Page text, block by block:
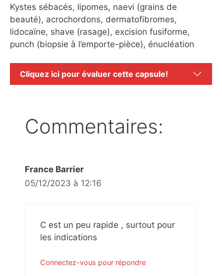
Kystes sébacés, lipomes, naevi (grains de
beauté), acrochordons, dermatofibromes,
lidocaïne, shave (rasage), excision fusiforme,
punch (biopsie à l’emporte-pièce), énucléation
Cliquez ici pour évaluer cette capsule!
Commentaires:
France Barrier
05/12/2023 à 12:16
C est un peu rapide , surtout pour
les indications
Connectez-vous pour répondre